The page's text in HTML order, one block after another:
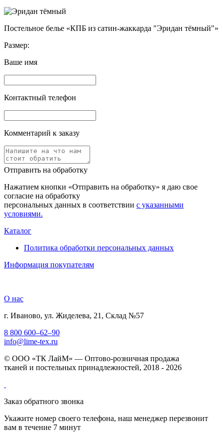
Постельное белье «КПБ из сатин-жаккарда "Эридан тёмный"»
Размер:
Ваше имя
Контактный телефон
Комментарий к заказу
Отправить на обработку
Нажатием кнопки «Отправить на обработку» я даю свое
согласие на обработку
персональных данных в соответствии с указанными
условиями.
Каталог
Политика обработки персональных данных
Информация покупателям
О нас
г. Иваново, ул. Жиделева, 21, Склад №57
8 800 600–62–90
info@lime-tex.ru
© ООО «ТК ЛайМ» — Оптово-розничная продажа
тканей и постельных принадлежностей, 2018 - 2026
Заказ обратного звонка
Укажите номер своего телефона, наш менеджер перезвонит
вам в течение 7 минут